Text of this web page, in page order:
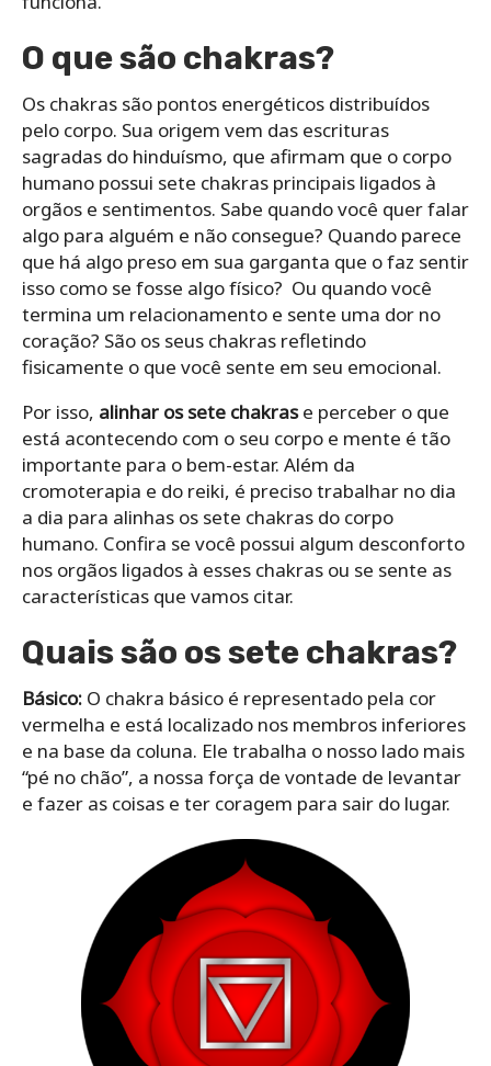
O que são chakras?
Os chakras são pontos energéticos distribuídos
pelo corpo. Sua origem vem das escrituras
sagradas do hinduísmo, que afirmam que o corpo
humano possui sete chakras principais ligados à
orgãos e sentimentos. Sabe quando você quer falar
algo para alguém e não consegue? Quando parece
que há algo preso em sua garganta que o faz sentir
isso como se fosse algo físico? Ou quando você
termina um relacionamento e sente uma dor no
coração? São os seus chakras refletindo
fisicamente o que você sente em seu emocional.
Por isso, alinhar os sete chakrase perceber o que
está acontecendo com o seu corpo e mente é tão
importante para o bem-estar. Além da
cromoterapia e do reiki, é preciso trabalhar no dia
a dia para alinhas os sete chakras do corpo
humano. Confira se você possui algum desconforto
nos orgãos ligados à esses chakras ou se sente as
características que vamos citar.
Quais são os sete chakras?
Básico: O chakra básico é representado pela cor
vermelha e está localizado nos membros inferiores
e na base da coluna. Ele trabalha o nosso lado mais
“pé no chão”, a nossa força de vontade de levantar
e fazer as coisas e ter coragem para sair do lugar.